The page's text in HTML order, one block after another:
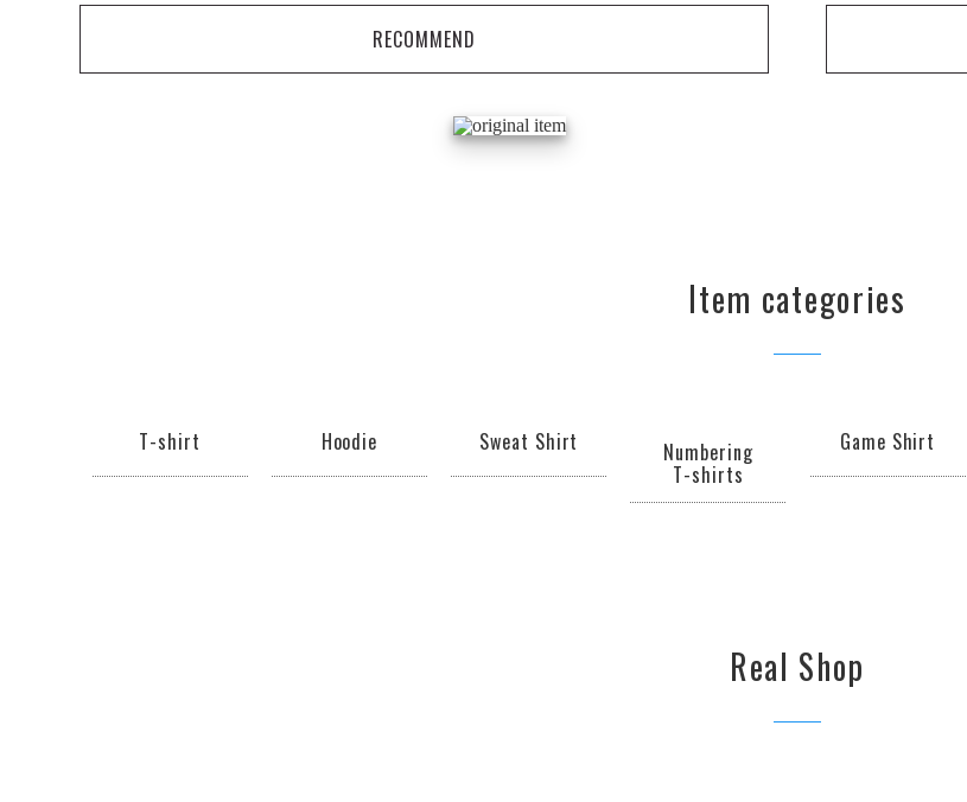
RECOMMEND
Item categories
T-shirt Hoodie Sweat Shirt Numbering
T-shirts
Game Shirt
Real Shop